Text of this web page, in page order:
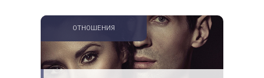
чаще всего: Отношения начинаются,
потому что мужчина устал и боится
остаться один. В итоге выбирает ту,
кто…
ОТНОШЕНИЯ